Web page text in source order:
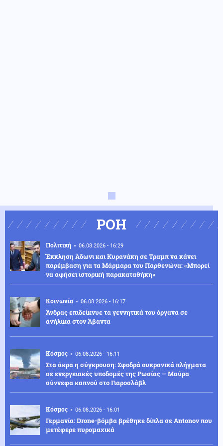
ΡΟΗ
Πολιτική 06.08.2026 - 16:29
Έκκληση Άδωνι και Κυρανάκη σε Τραμπ να κάνει
παρέμβαση για τα Μάρμαρα του Παρθενώνα: «Μπορεί
να αφήσει ιστορική παρακαταθήκη»
Κοινωνία 06.08.2026 - 16:17
Άνδρας επιδείκνυε τα γεννητικά του όργανα σε
ανήλικα στον Άβαντα
Κόσμος 06.08.2026 - 16:11
Στα άκρα η σύγκρουση: Σφοδρά ουκρανικά πλήγματα
σε ενεργειακές υποδομές της Ρωσίας – Μαύρα
σύννεφα καπνού στο Γιαροσλάβλ
Κόσμος 06.08.2026 - 16:01
Γερμανία: Drone-βόμβα βρέθηκε δίπλα σε Antonov που
μετέφερε πυρομαχικά